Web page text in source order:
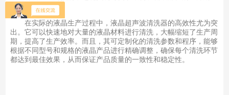
洁。
在实际的液晶生产过程中，液晶超声波清洗器的高效性尤为突
出。它可以快速地对大量的液晶材料进行清洗，大幅缩短了生产周
期，提高了生产效率。而且，其可定制化的清洗参数和程序，能够
根据不同型号和规格的液晶产品进行精确调整，确保每个清洗环节
都达到最佳效果，从而保证产品质量的一致性和稳定性。